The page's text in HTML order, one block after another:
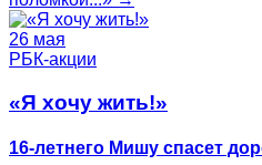
26 мая
РБК-акции
«Я хочу жить!»
16-летнего Мишу спасет